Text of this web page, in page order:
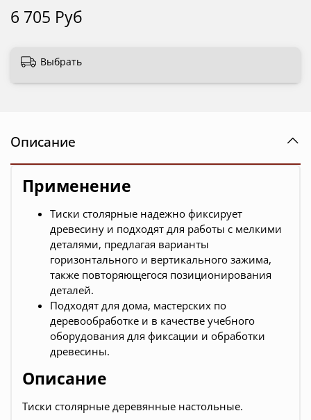
6 705 Руб
Выбрать
Описание
Применение
Тиски столярные надежно фиксирует
древесину и подходят для работы с мелкими
деталями, предлагая варианты
горизонтального и вертикального зажима,
также повторяющегося позиционирования
деталей.
Подходят для дома, мастерских по
деревообработке и в качестве учебного
оборудования для фиксации и обработки
древесины.
Описание
Тиски столярные деревянные настольные.